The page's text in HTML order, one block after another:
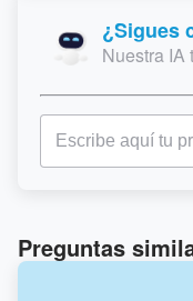
¿Sigues
Nuestra IA
Preguntas